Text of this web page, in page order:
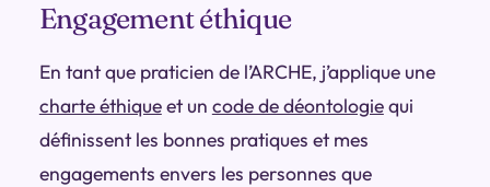
Engagement éthique
En tant que praticien de l’ARCHE, j’applique une
charte éthiqueet un code de déontologiequi
définissent les bonnes pratiques et mes
engagements envers les personnes que